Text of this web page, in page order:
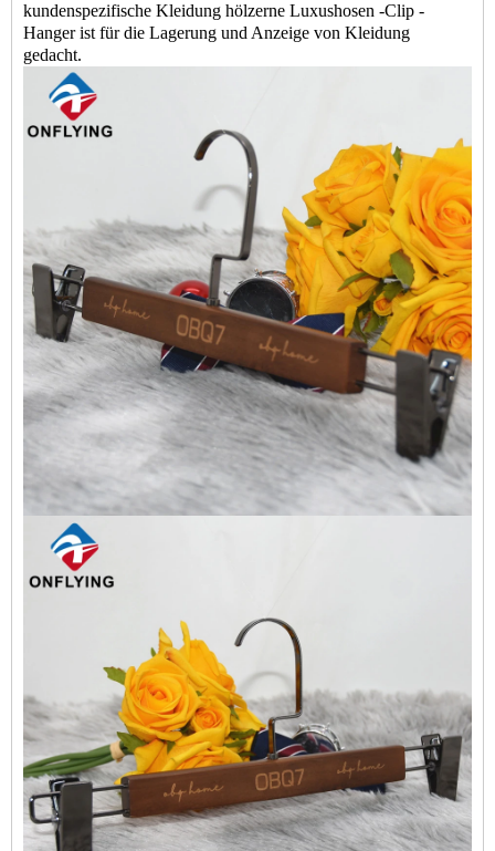
kundenspezifische Kleidung hölzerne Luxushosen -Clip -
Hanger ist für die Lagerung und Anzeige von Kleidung
gedacht.